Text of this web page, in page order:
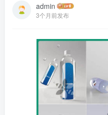
admin
3个月前发布